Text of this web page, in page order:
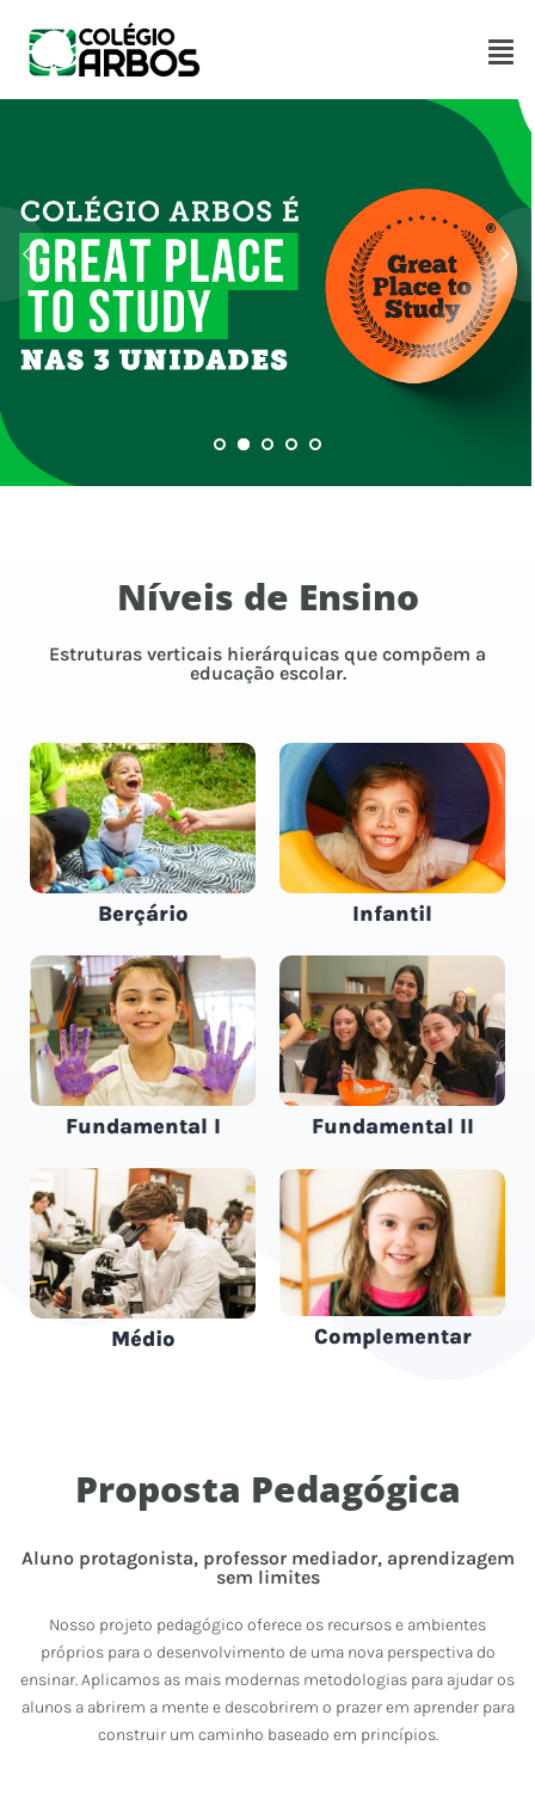
Níveis de Ensino
Estruturas verticais hierárquicas que compõem a
educação escolar.
Berçário Infantil
Fundamental I Fundamental II
Médio Complementar
Proposta Pedagógica
Aluno protagonista, professor mediador, aprendizagem
sem limites
Nosso projeto pedagógico oferece os recursos e ambientes
próprios para o desenvolvimento de uma nova perspectiva do
ensinar. Aplicamos as mais modernas metodologias para ajudar os
alunos a abrirem a mente e descobrirem o prazer em aprender para
construir um caminho baseado em princípios.